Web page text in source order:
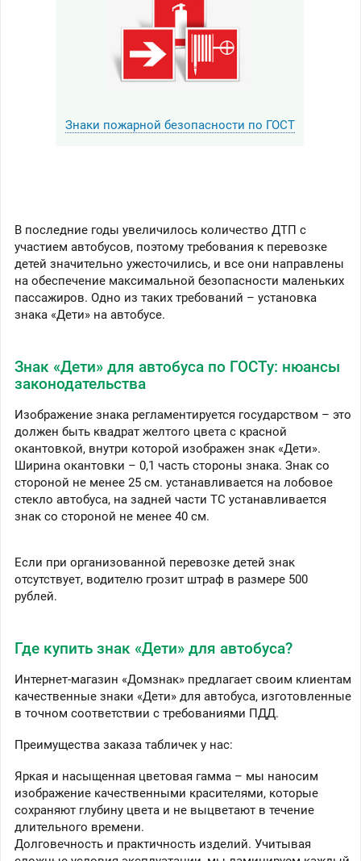
Знаки пожарной безопасности по ГОСТ
В последние годы увеличилось количество ДТП с
участием автобусов, поэтому требования к перевозке
детей значительно ужесточились, и все они направлены
на обеспечение максимальной безопасности маленьких
пассажиров. Одно из таких требований – установка
знака «Дети» на автобусе.
Знак «Дети» для автобуса по ГОСТу: нюансы
законодательства
Изображение знака регламентируется государством – это
должен быть квадрат желтого цвета с красной
окантовкой, внутри которой изображен знак «Дети».
Ширина окантовки – 0,1 часть стороны знака. Знак со
стороной не менее 25 см. устанавливается на лобовое
стекло автобуса, на задней части ТС устанавливается
знак со стороной не менее 40 см.
Если при организованной перевозке детей знак
отсутствует, водителю грозит штраф в размере 500
рублей.
Где купить знак «Дети» для автобуса?
Интернет-магазин «Домзнак» предлагает своим клиентам
качественные знаки «Дети» для автобуса, изготовленные
в точном соответствии с требованиями ПДД.
Преимущества заказа табличек у нас:
Яркая и насыщенная цветовая гамма – мы наносим
изображение качественными красителями, которые
сохраняют глубину цвета и не выцветают в течение
длительного времени.
Долговечность и практичность изделий. Учитывая